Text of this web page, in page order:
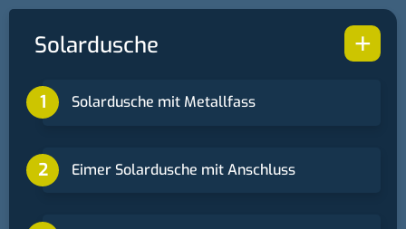
+
Solardusche
Solardusche mit Metallfass
Eimer Solardusche mit Anschluss